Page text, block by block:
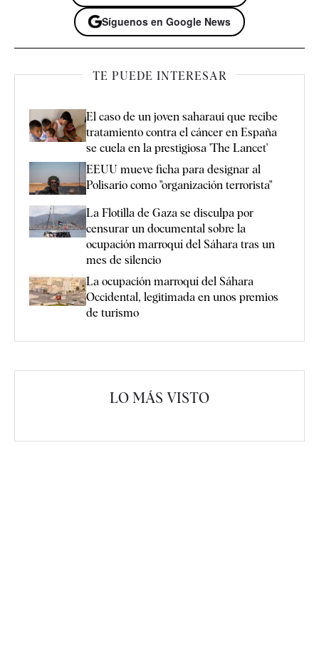
Síguenos en Google News
TE PUEDE INTERESAR
El caso de un joven saharaui que recibe
tratamiento contra el cáncer en España
se cuela en la prestigiosa 'The Lancet'
EEUU mueve ficha para designar al
Polisario como "organización terrorista"
La Flotilla de Gaza se disculpa por
censurar un documental sobre la
ocupación marroquí del Sáhara tras un
mes de silencio
La ocupación marroquí del Sáhara
Occidental, legitimada en unos premios
de turismo
LO MÁS VISTO